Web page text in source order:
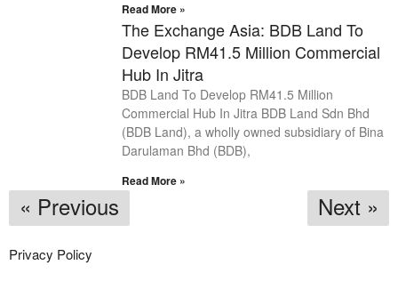
Read More »
The Exchange Asia: BDB Land To
Develop RM41.5 Million Commercial
Hub In Jitra
BDB Land To Develop RM41.5 Million
Commercial Hub In Jitra BDB Land Sdn Bhd
(BDB Land), a wholly owned subsidiary of Bina
Darulaman Bhd (BDB),
Read More »
« Previous Next »
Privacy Policy